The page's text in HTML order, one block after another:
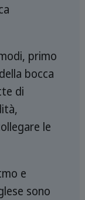
primo
della bocca
di
le
e
sono